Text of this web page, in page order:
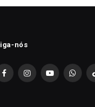
nós
FacebookInstagramYouTube